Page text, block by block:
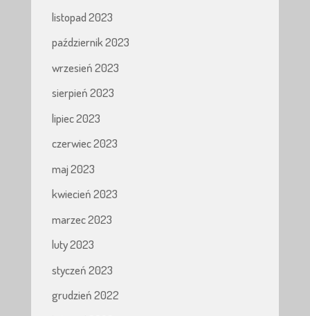
listopad 2023
październik 2023
wrzesień 2023
sierpień 2023
lipiec 2023
czerwiec 2023
maj 2023
kwiecień 2023
marzec 2023
luty 2023
styczeń 2023
grudzień 2022